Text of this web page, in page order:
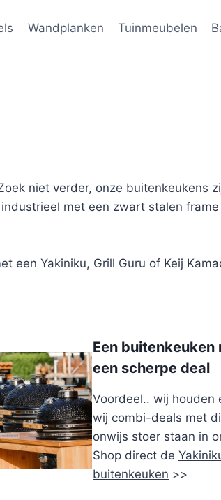
Wandplanken Tuinmeubelen
niet verder, onze buitenkeukens
met een zwart stalen
een Yakiniku, Grill Guru of Keij
Een
een scherpe deal
Voordeel.. wij houden
wij combi-deals met
onwijs stoer staan in
Shop direct de
buitenkeuken >>